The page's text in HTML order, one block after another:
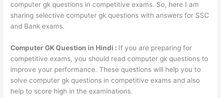
computer gk questions in competitive exams. So, here I am
sharing selective computer gk questions with answers for SSC
and Bank exams.
Computer GK Question in Hindi : If you are preparing for
competitive exams, you should read computer gk questions to
improve your performance. These questions will help you to
solve computer gk questions in competitive exams and also
help to score high in the examinations.